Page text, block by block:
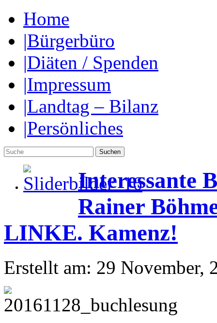
Home
|Bürgerbüro
|Diäten / Spenden
|Impressum
|Landtag – Bilanz
|Persönliches
Interessante
Rainer Böhme im
Kamenz!
Erstellt am: 29 November,